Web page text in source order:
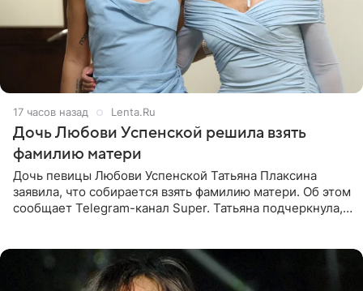
17 часов назад Lenta.Ru
Дочь Любови Успенской решила взять
фамилию матери
Дочь певицы Любови Успенской Татьяна Плаксина
заявила, что собирается взять фамилию матери. Об этом
сообщает Telegram-канал Super. Татьяна подчеркнула,